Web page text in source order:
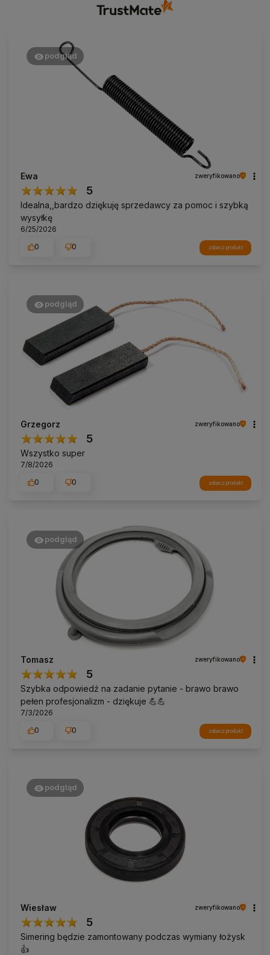
podgląd
Ewa zweryfikowano
5
Idealna,,bardzo dziękuję sprzedawcy za pomoc i szybką
wysyłkę
6/25/2026
0
0 zobacz produkt
podgląd
Grzegorz zweryfikowano
5
Wszystko super
7/8/2026
0
0 zobacz produkt
podgląd
Tomasz zweryfikowano
5
Szybka odpowiedź na zadanie pytanie - brawo brawo
pełen profesjonalizm - dziękuje 💪💪
7/3/2026
0
0 zobacz produkt
podgląd
Wiesław zweryfikowano
5
Simering będzie zamontowany podczas wymiany łożysk
👍️